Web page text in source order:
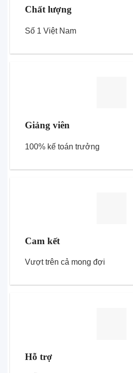
Chất lượng
Số 1 Việt Nam
Giảng viên
100% kế toán trưởng
Cam kết
Vượt trên cả mong đợi
Hỗ trợ